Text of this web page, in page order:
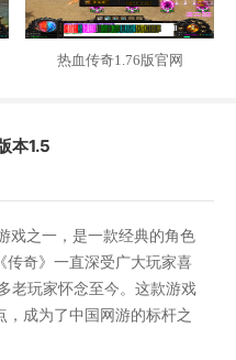
热血传奇1.76版官网
本1.5
戏之一，是一款经典的角色
传奇》一直深受广大玩家喜
老玩家怀念至今。这款游戏
，成为了中国网游的标杆之